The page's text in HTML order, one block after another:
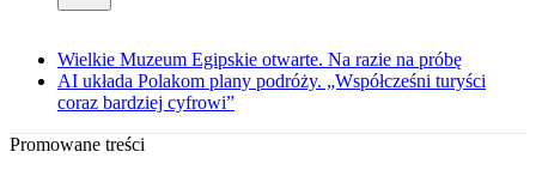
Wielkie Muzeum Egipskie otwarte. Na razie na próbę
AI układa Polakom plany podróży. „Współcześni turyści
coraz bardziej cyfrowi”
Promowane treści